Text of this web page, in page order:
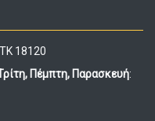
18120
Πέμπτη, Παρασκευή: